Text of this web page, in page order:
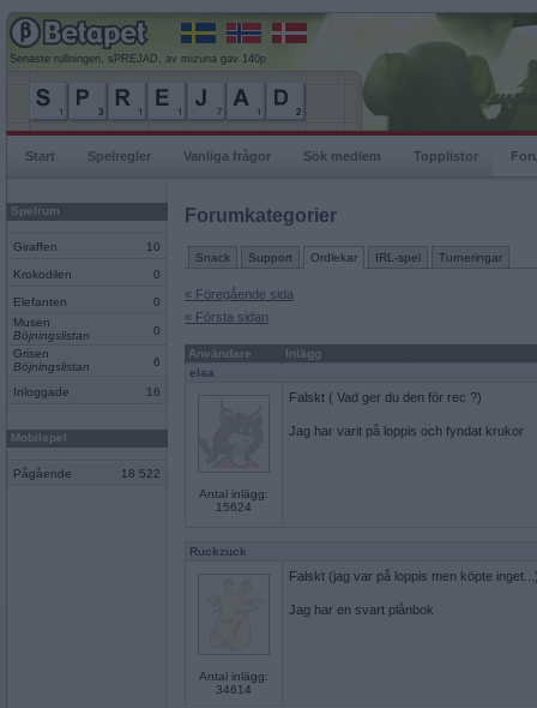
Senaste rullningen, sPREJAD, av mizuna gav 140p
Start Spelregler Vanliga frågor Sök medlem Topplistor
Spelrum
Giraffen 10
Krokodilen 0
Elefanten
0
Musen
Böjningslistan
0
Grisen
Böjningslistan
6
Inloggade 16
Mobilspel
Pågående 18 522
Forumkategorier
Snack Support Ordlekar IRL-spel Turneringar
« Föregående sida
« Första sidan
Användare
Inlägg
elaa
Antal inlägg:
15624
Falskt ( Vad ger du den för rec ?)
Jag har varit på loppis och fyndat krukor
Ruckzuck
Antal inlägg:
34614
Falskt (jag var på loppis men köpte
Jag har en svart plånbok